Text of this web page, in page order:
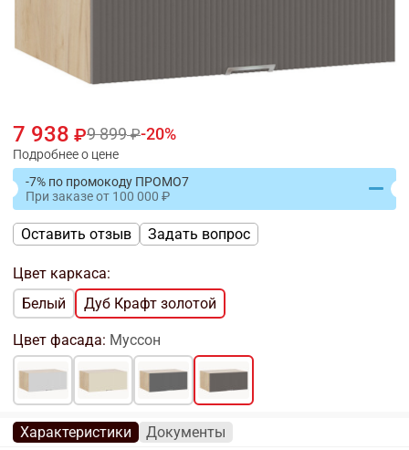
7 938 9 899 20
Подробнее о цене
-7% по промокоду ПРОМО7
При заказеот 100 000
Оставить отзыв Задать вопрос
Цвет каркаса:
Белый
Дуб Крафт золотой
Цвет фасада: Муссон
Характеристики Документы